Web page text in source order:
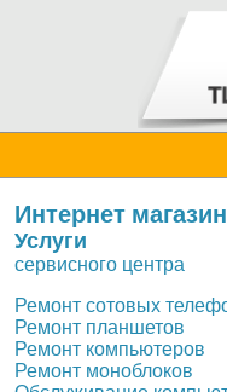
Интернет магазин
Услуги
сервисного центра
Ремонт сотовых
Ремонт планшетов
Ремонт компьютеров
Ремонт моноблоков